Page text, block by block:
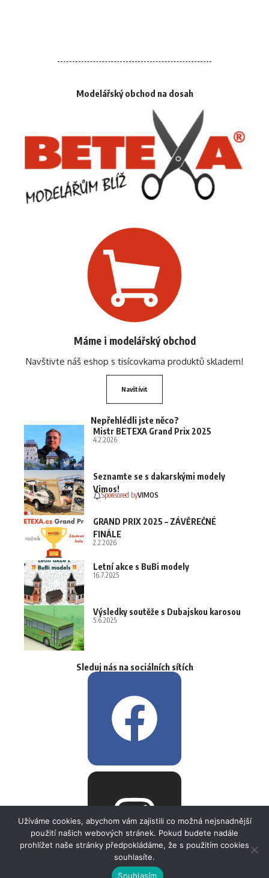
Modelářský obchod na dosah
Máme i modelářský obchod
Navštivte náš eshop s tisícovkama produktů skladem!
Navštívit
Nepřehlédli jste něco?
Mistr BETEXA Grand Prix 2025
4.2.2026
Seznamte se s dakarskými modely
Vimos!
Sponsored byVIMOS
GRAND PRIX 2025 – ZÁVĚREČNÉ
FINÁLE
2.2.2026
Letní akce s BuBi modely
16.7.2025
Výsledky soutěže s Dubajskou karosou
5.6.2025
Sleduj nás na sociálních sítích
Užíváme cookies, abychom vám zajistili co možná nejsnadnější
použití našich webových stránek. Pokud budete nadále
prohlížet naše stránky předpokládáme, že s použitím cookies
souhlasíte.
Souhlasím